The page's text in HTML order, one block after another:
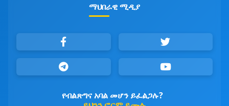
ማህበራዊ ሚዲያ
የብልጽግና አባል መሆን ይፈልጋሉ?